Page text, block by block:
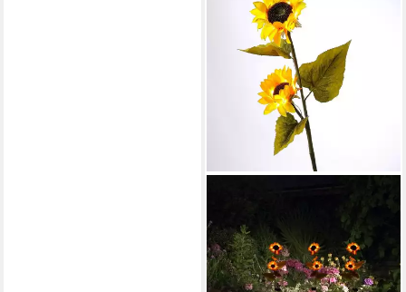
LED Solarleuchte 1032 LED
Solarstab "Sunny" gelbe
Sonnenblume
19,99 € UVP39,90 €